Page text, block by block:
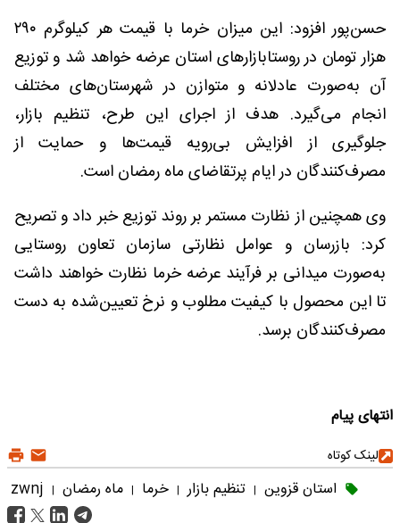
حسن‌پور افزود: این میزان خرما با قیمت هر کیلوگرم ۲۹۰
هزار تومان در روستا‌بازارهای استان عرضه خواهد شد و توزیع
آن به‌صورت عادلانه و متوازن در شهرستان‌های مختلف
انجام می‌گیرد. هدف از اجرای این طرح، تنظیم بازار،
جلوگیری از افزایش بی‌رویه قیمت‌ها و حمایت از
مصرف‌کنندگان در ایام پرتقاضای ماه رمضان است.
وی همچنین از نظارت مستمر بر روند توزیع خبر داد و تصریح
کرد: بازرسان و عوامل نظارتی سازمان تعاون روستایی
به‌صورت میدانی بر فرآیند عرضه خرما نظارت خواهند داشت
تا این محصول با کیفیت مطلوب و نرخ تعیین‌شده به دست
مصرف‌کنندگان برسد.
انتهای پیام
لینک کوتاه
استان قزوین | تنظیم بازار | خرما | ماه رمضان |
zwnj